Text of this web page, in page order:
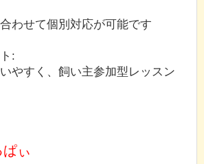
わせて個別対応が可能です
:
やすく、飼い主参加型レッスン
ぃ